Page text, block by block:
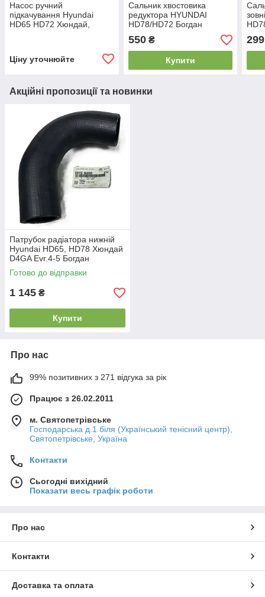
Насос ручний
підкачування Hyundai
HD65 HD72 Хюндай,
Ціну уточнюйте
Сальник хвостовика
редуктора HYUNDAI
HD78/HD72 Богдан
А201(533525H000) 3.9L
550₴
Купити
299
Акційні пропозиції та новинки
Патрубок радіатора нижній
Hyundai HD65, HD78 Хюндай
D4GA Еvr.4-5 Богдан
А201(254125L000)
Готово до відправки
1 145 ₴
Купити
Про нас
99% позитивних з 271 відгука за рік
Працює з 26.02.2011
м. Святопетрівське
Господарська д.1 біля (Український тенісний центр),
Святопетрівське, Україна
Контакти
Сьогодні вихідний
Показати весь графік роботи
Про нас
Контакти
Доставка та оплата